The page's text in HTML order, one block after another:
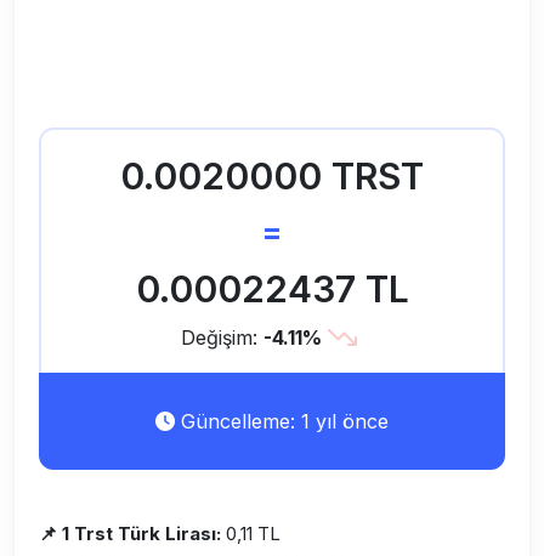
0.0020000 TRST
=
0.00022437 TL
Değişim: -4.11%
Güncelleme: 1 yıl önce
📌 1 Trst Türk Lirası: 0,11 TL